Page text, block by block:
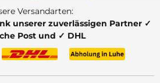
Versandarten:
unserer zuverlässigen Partner ✓
Post und ✓ DHL